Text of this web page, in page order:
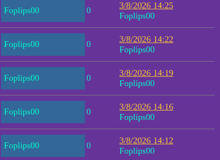
Foplips00 0
3/8/2026 14:25
Foplips00
Foplips00 0
3/8/2026 14:22
Foplips00
Foplips00 0
3/8/2026 14:19
Foplips00
Foplips00 0
3/8/2026 14:16
Foplips00
Foplips00 0
3/8/2026 14:12
Foplips00